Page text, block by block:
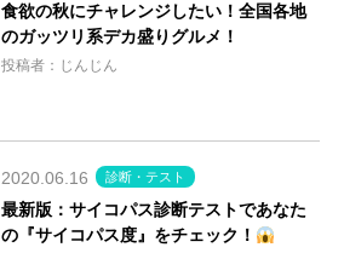
食欲の秋にチャレンジしたい！全国各地
のガッツリ系デカ盛りグルメ！
投稿者：じんじん
2020.06.16 診断・テスト
最新版：サイコパス診断テストであなた
の『サイコパス度』をチェック！